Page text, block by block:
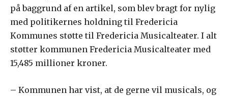
på baggrund af en artikel, som blev bragt for nylig
med politikernes holdning til Fredericia
Kommunes støtte til Fredericia Musicalteater. I alt
støtter kommunen Fredericia Musicalteater med
15,485 millioner kroner.
– Kommunen har vist, at de gerne vil musicals, og